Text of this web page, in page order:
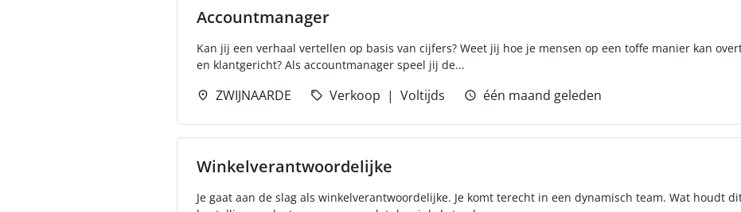
Accountmanager
Kan jij een verhaal vertellen op basis van cijfers? Weet jij hoe je mensen op een toffe manier kan
en klantgericht? Als accountmanager speel jij de...
ZWIJNAARDE Verkoop Voltijds één maand geleden
Winkelverantwoordelijke
Je gaat aan de slag als winkelverantwoordelijke. Je komt terecht in een dynamisch team. Wat houdt